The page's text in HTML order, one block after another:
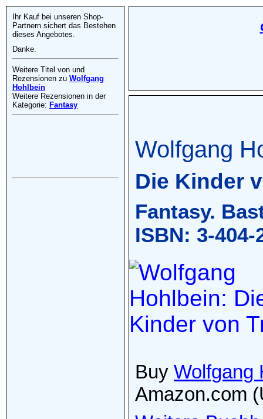
Wolfgang
Die Kinder
Fantasy.
ISBN: 3-404-
Buy Wolfgang
Amazon.com
Ihr Kauf bei unseren Shop-
Partnern sichert das Bestehen
dieses Angebotes.
Danke.
Weitere Titel von und
Rezensionen zu Wolfgang
Hohlbein
Weitere Rezensionen in der
Kategorie: Fantasy